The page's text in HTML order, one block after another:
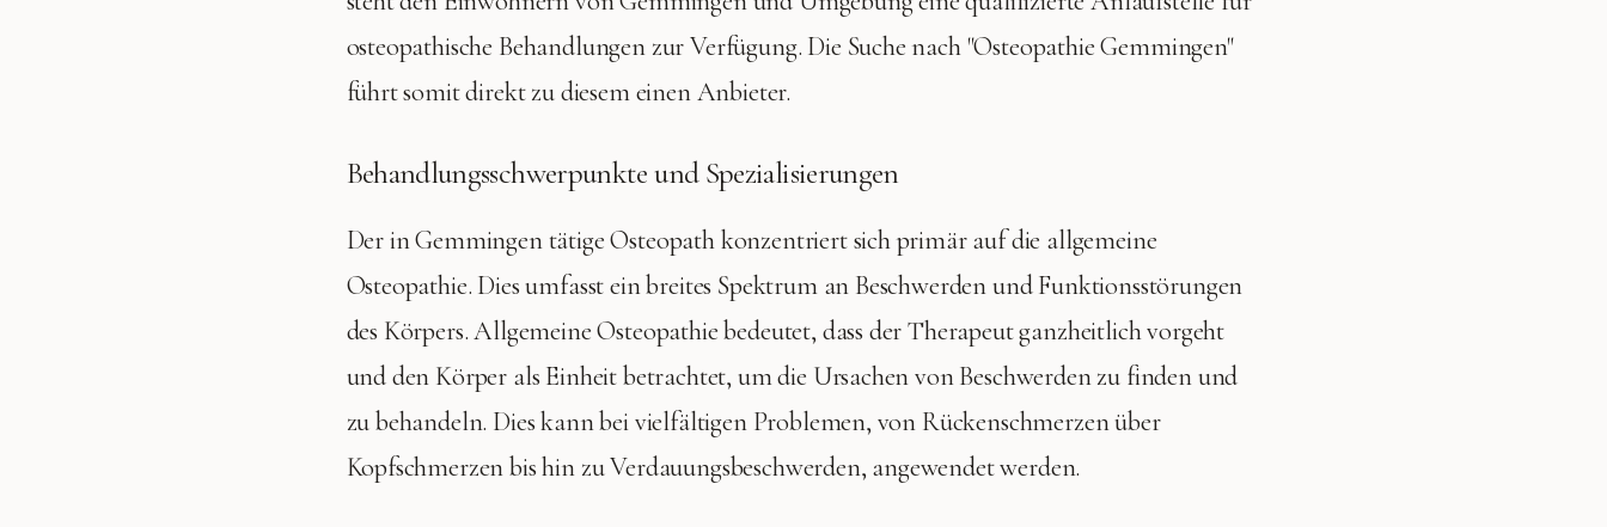
osteopathische Behandlungen zur Verfügung. Die Suche nach "Osteopathie Gemmingen"
führt somit direkt zu diesem einen Anbieter.
Behandlungsschwerpunkte und Spezialisierungen
Der in Gemmingen tätige Osteopath konzentriert sich primär auf die allgemeine
Osteopathie. Dies umfasst ein breites Spektrum an Beschwerden und Funktionsstörungen
des Körpers. Allgemeine Osteopathie bedeutet, dass der Therapeut ganzheitlich vorgeht
und den Körper als Einheit betrachtet, um die Ursachen von Beschwerden zu finden und
zu behandeln. Dies kann bei vielfältigen Problemen, von Rückenschmerzen über
Kopfschmerzen bis hin zu Verdauungsbeschwerden, angewendet werden.